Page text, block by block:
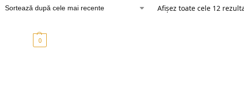
Afișez toate cele 12
0